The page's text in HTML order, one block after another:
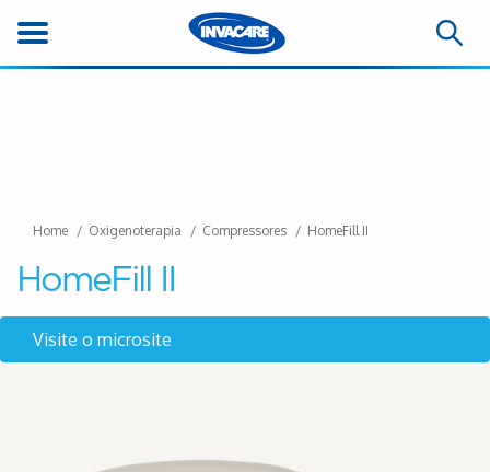
Home Oxigenoterapia Compressores HomeFill II
HomeFill II
Visite o microsite